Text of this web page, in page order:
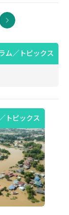
・洪水・積
マネジメン
しています。